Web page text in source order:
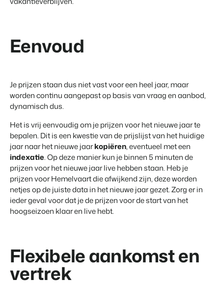
Jouw project uitverkocht in een mum van tijd.
Premium BI Tool.
BEX Overzicht
Ontdek de eindeloze mogelijkheden van het Booking
Experts Platform.
Voor Vakantieparken
Ontdek de voordelen van Booking Experts voor
Vakantieparken.
Voor Concerns
Ontdek de voordelen van Booking Experts voor Concerns &
Groepen.
Contact
Neem contact op
Over ons
Leer de mensen achter Booking Experts kennen
Vastgoedprojecten
Eenvoud
Je prijzen staan dus niet vast voor een heel jaar, maar
worden continu aangepast op basis van vraag en aanbod,
dynamisch dus.
Het is vrij eenvoudig om je prijzen voor het nieuwe jaar te
bepalen. Dit is een kwestie van de prijslijst van het huidige
jaar naar het nieuwe jaarkopiëren, eventueel met een
indexatie. Op deze manier kun je binnen 5 minuten de
prijzen voor het nieuwe jaar live hebben staan. Heb je
prijzen voor Hemelvaart die afwijkend zijn, deze worden
netjes op de juiste data in het nieuwe jaar gezet. Zorg er in
ieder geval voor dat je de prijzen voor de start van het
hoogseizoen klaar en live hebt.
Flexibele aankomst en
vertrek